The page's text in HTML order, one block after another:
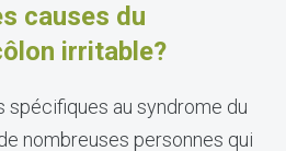
causes du
irritable?
spécifiques au syndrome du
nombreuses personnes qui